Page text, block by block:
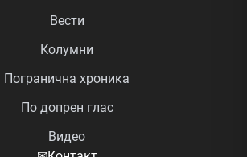
Вести
Колумни
Погранична хроника
По допрен глас
Видео